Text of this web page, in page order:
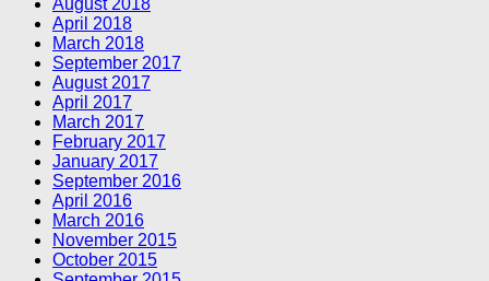
August 2018
April 2018
March 2018
September 2017
August 2017
April 2017
March 2017
February 2017
January 2017
September 2016
April 2016
March 2016
November 2015
October 2015